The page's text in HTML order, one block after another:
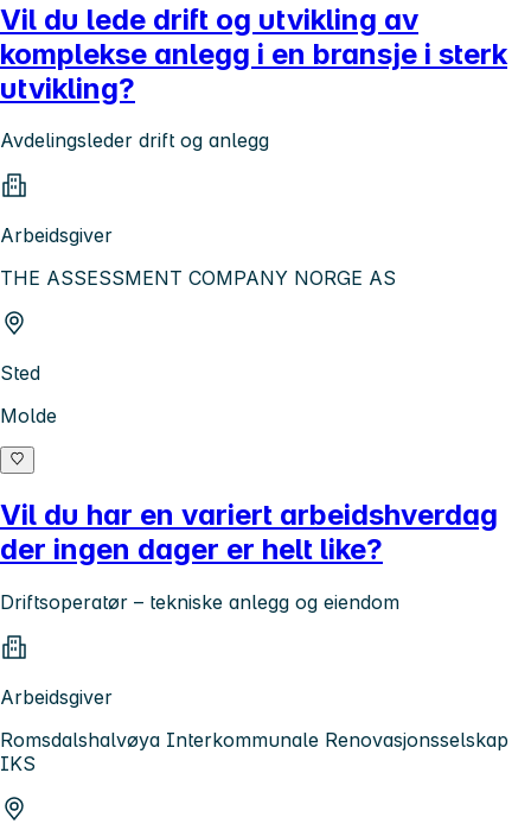
Vil du lede drift og utvikling av
komplekse anlegg i en bransje i sterk
utvikling?
Avdelingsleder drift og anlegg
Arbeidsgiver
THE ASSESSMENT COMPANY NORGE AS
Sted
Molde
Vil du har en variert arbeidshverdag
der ingen dager er helt like?
Driftsoperatør – tekniske anlegg og eiendom
Arbeidsgiver
Romsdalshalvøya Interkommunale Renovasjonsselskap
IKS